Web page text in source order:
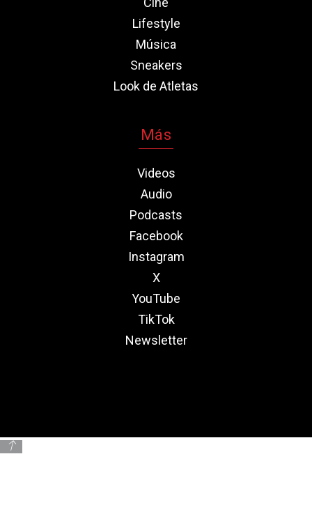
Lifestyle
Música
Sneakers
Look de Atletas
Más
Videos
Audio
Podcasts
Facebook
Instagram
X
YouTube
TikTok
Newsletter